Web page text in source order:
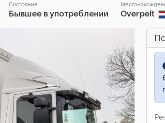
Состояние
Бывшее в употреблении Overpelt